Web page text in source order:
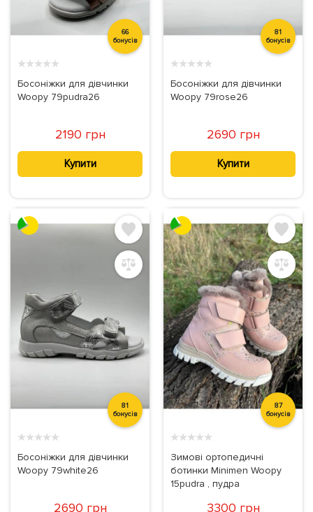
66
бонусів
★★★★★
Босоніжки для дівчинки
Woopy 79pudra26
2190 грн
Купити
81
бонусів
★★★★★
Босоніжки для дівчинки
Woopy 79rose26
2690 грн
Купити
81
бонусів
★★★★★
Босоніжки для дівчинки
Woopy 79white26
2690 грн
87
бонусів
★★★★★
Зимові ортопедичні
ботинки Minimen Woopy
15pudra , пудра
3300 грн